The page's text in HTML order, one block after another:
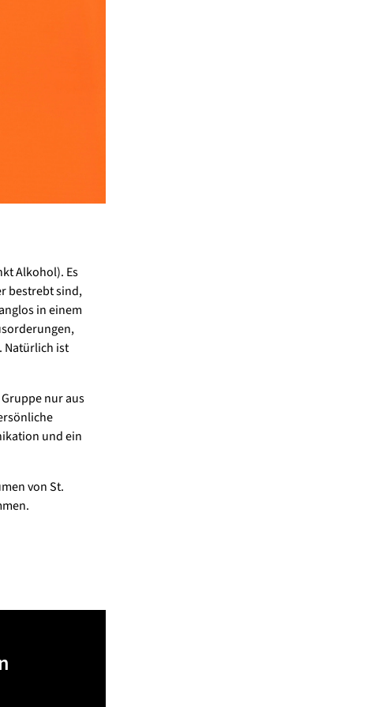
Alkohol). Es
bestrebt sind,
in einem
Natürlich ist
nur aus
und ein
von St.